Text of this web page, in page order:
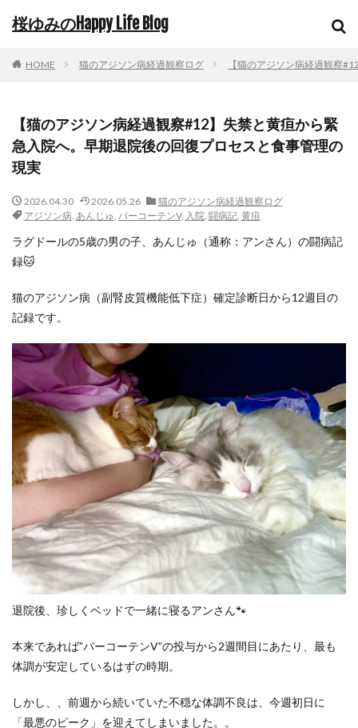
桜ゆみのHappy Life Blog
HOME 猫のアジソン病経過観察ログ 【猫のアジソン病経過観察
【猫のアジソン病経過観察#12】失禁と黄疸から緊
急入院へ。早期退院後の回復プロセスと食事管理の
現実
2026.04.30 2026.05.26
猫のアジソン病経過観察ログ
アジソン病, あんじゅ, パーコーテンV, 入院, 闘病記, 黄疸
ラグドールの5歳の男の子、あんじゅ（通称：アンさん）の闘病記
録🐱
猫のアジソン病（副腎皮質機能低下症）確定診断日から12週目の
記録です。
退院後、珍しくベッドで一緒に寝るアンさん🐾
本来であれば”パーコーテンV”の投与から2週間目にあたり、最も
体調が安定しているはずの時期。
しかし、、前週から続いていた不穏な体調不良は、今週初日に
「最悪のピーク」を迎えてしまいました。。